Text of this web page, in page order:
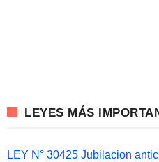
LEYES MÁS
LEY N° 30425 Jubilacion